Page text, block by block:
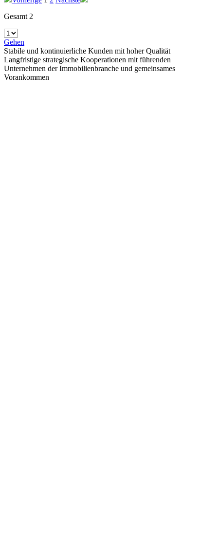
Gesamt 2
Gehen
Stabile und kontinuierliche Kunden mit hoher Qualität
Langfristige strategische Kooperationen mit führenden
Unternehmen der Immobilienbranche und gemeinsames
Vorankommen